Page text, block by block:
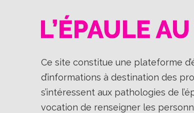
Ce site constitue une plateforme
d’informations à destination des
s’intéressent aux pathologies de
vocation de renseigner les